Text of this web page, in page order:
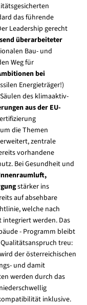
das führende
Leadership gerecht
überarbeiteter
Bau- und
Weg für
bei
Energieträger!)
des klimaaktiv-
aus der EU-
die Themen
zentrale
vorhandene
Bei Gesundheit und
stärker ins
auf absehbare
welche nach
integriert werden. Das
- Programm bleibt
treu:
der österreichischen
und damit
werden durch das
inklusive.